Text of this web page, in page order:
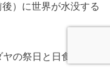
）に世界が水没する
の祭日と日食・月